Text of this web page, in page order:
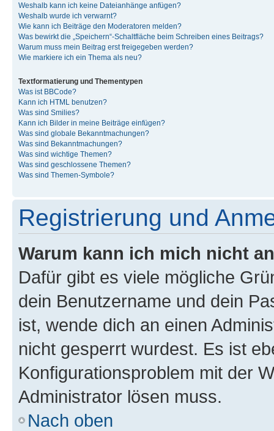
Weshalb kann ich keine Dateianhänge anfügen?
Weshalb wurde ich verwarnt?
Wie kann ich Beiträge den Moderatoren melden?
Was bewirkt die „Speichern“-Schaltfläche beim Schreiben eines Beitrags?
Warum muss mein Beitrag erst freigegeben werden?
Wie markiere ich ein Thema als neu?
Textformatierung und Thementypen
Was ist BBCode?
Kann ich HTML benutzen?
Was sind Smilies?
Kann ich Bilder in meine Beiträge einfügen?
Was sind globale Bekanntmachungen?
Was sind Bekanntmachungen?
Was sind wichtige Themen?
Was sind geschlossene Themen?
Was sind Themen-Symbole?
Registrierung und
Warum kann ich mich nicht
Dafür gibt es viele mögliche
dein Benutzername und dein
ist, wende dich an einen
nicht gesperrt wurdest. Es ist
Konfigurationsproblem mit der
Administrator lösen muss.
Nach oben